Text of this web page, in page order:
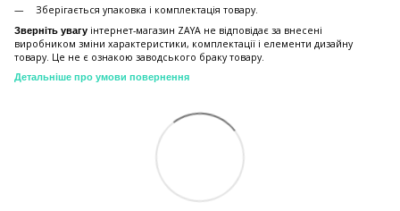
Зберiгається упаковка і комплектація товару.
Зверніть увагу інтернет-магазин ZAYA не відповідає за внесені
виробником зміни характеристики, комплектації і елементи дизайну
товару. Це не є ознакою заводського браку товару.
Детальніше про умови повернення